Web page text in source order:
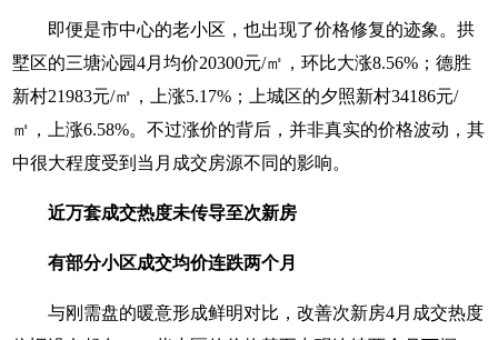
即便是市中心的老小区，也出现了价格修复的迹象。拱
墅区的三塘沁园4月均价20300元/㎡，环比大涨8.56%；德胜
新村21983元/㎡，上涨5.17%；上城区的夕照新村34186元/
㎡，上涨6.58%。不过涨价的背后，并非真实的价格波动，其
中很大程度受到当月成交房源不同的影响。
近万套成交热度未传导至次新房
有部分小区成交均价连跌两个月
与刚需盘的暖意形成鲜明对比，改善次新房4月成交热度